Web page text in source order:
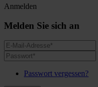
Anmelden
Melden Sie sich an
Passwort vergessen?